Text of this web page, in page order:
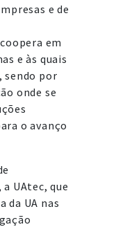
e de
em
e às quais
por
onde se
o avanço
UAtec, que
da UA nas